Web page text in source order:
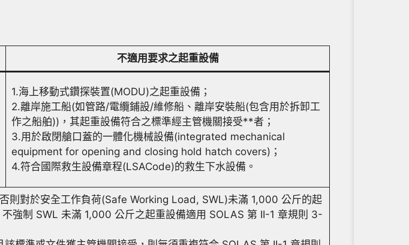
不適用要求之起重設備
1.海上移動式鑽探裝置(MODU)之起重設備；
2.離岸施工船(如管路/電纜鋪設/維修船、離岸安裝船(包含用於拆卸工
作之船舶))，其起重設備符合之標準經主管機關接受**者；
3.用於啟閉艙口蓋的一體化機械設備(integrated mechanical
equipment for opening and closing hold hatch covers)；
4.符合國際救生設備章程(LSACode)的救生下水設備。
則對於安全工作負荷(Safe Working Load, SWL)未滿 1,000 公斤的起
強制 SWL 未滿 1,000 公斤之起重設備適用 SOLAS 第 II-1 章規則 3-